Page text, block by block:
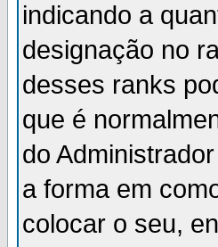
indicando a
designação no
desses ranks
que é
do
a forma em
colocar o seu,